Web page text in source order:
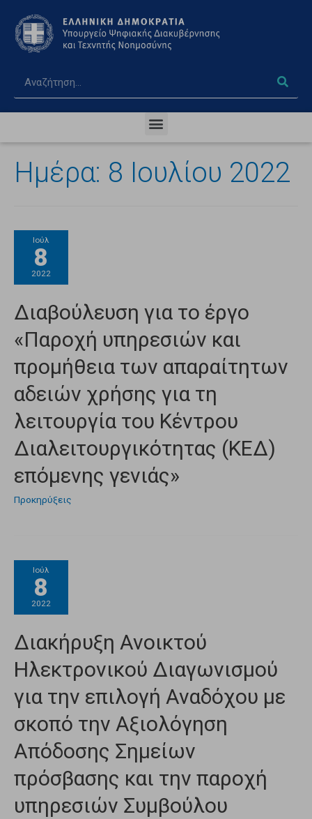
Ημέρα: 8 Ιουλίου 2022
Ιούλ
8
2022
Διαβούλευση για το έργο
«Παροχή υπηρεσιών και
προμήθεια των απαραίτητων
αδειών χρήσης για τη
λειτουργία του Κέντρου
Διαλειτουργικότητας (ΚΕΔ)
επόμενης γενιάς»
Προκηρύξεις
Ιούλ
8
2022
Διακήρυξη Ανοικτού
Ηλεκτρονικού Διαγωνισμού
για την επιλογή Αναδόχου με
σκοπό την Αξιολόγηση
Απόδοσης Σημείων
πρόσβασης και την παροχή
υπηρεσιών Συμβούλου